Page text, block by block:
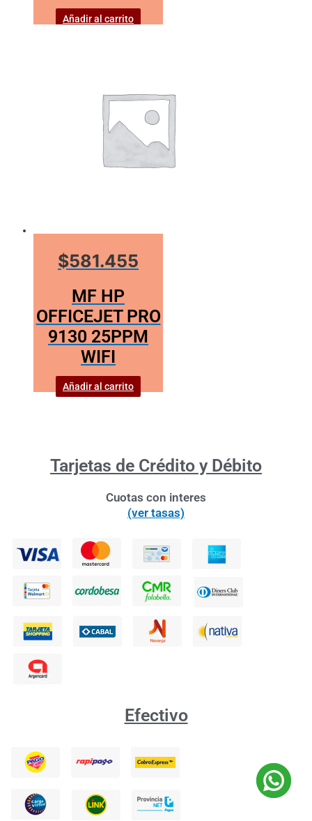
Añadir al carrito
$581.455
MF HP
OFFICEJET PRO
9130 25PPM
WIFI
Añadir al carrito
Tarjetas de Crédito y Débito
Cuotas con interes
(ver tasas)
Efectivo